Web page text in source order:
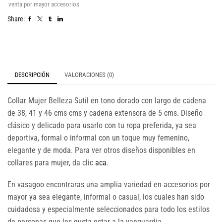
venta por mayor accesorios
Share:
DESCRIPCIÓN VALORACIONES (0)
Collar Mujer Belleza Sutil en tono dorado con largo de cadena
de 38, 41 y 46 cms cms y cadena extensora de 5 cms. Diseño
clásico y delicado para usarlo con tu ropa preferida, ya sea
deportiva, formal o informal con un toque muy femenino,
elegante y de moda. Para ver otros diseños disponibles en
collares para mujer, da clic aca.
En vasagoo encontraras una amplia variedad en accesorios por
mayor ya sea elegante, informal o casual, los cuales han sido
cuidadosa y especialmente seleccionados para todo los estilos